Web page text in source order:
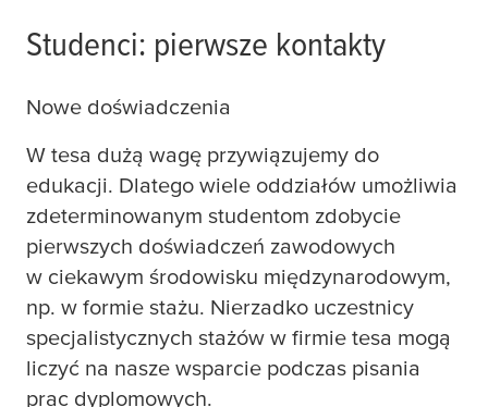
Studenci: pierwsze kontakty
Nowe doświadczenia
W tesa dużą wagę przywiązujemy do
edukacji. Dlatego wiele oddziałów umożliwia
zdeterminowanym studentom zdobycie
pierwszych doświadczeń zawodowych
w ciekawym środowisku międzynarodowym,
np. w formie stażu. Nierzadko uczestnicy
specjalistycznych stażów w firmie tesa mogą
liczyć na nasze wsparcie podczas pisania
prac dyplomowych.